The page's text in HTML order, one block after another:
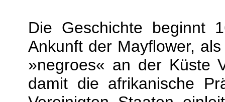
Die Geschichte beginnt
Ankunft der Mayflower,
»negroes« an der Küste
damit die afrikanische